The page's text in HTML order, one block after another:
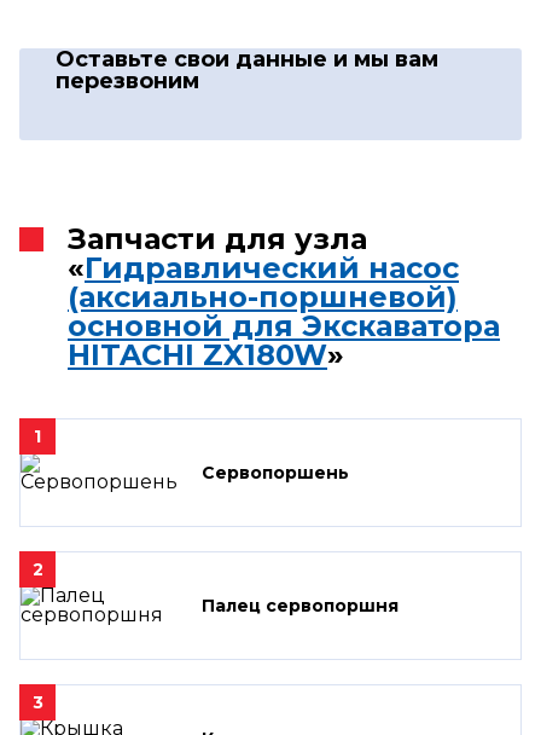
Оставьте свои данные и мы вам
перезвоним
Запчасти для узла
«Гидравлический насос
(аксиально-поршневой)
основной для Экскаватора
HITACHI ZX180W»
1
Сервопоршень
2
Палец сервопоршня
3